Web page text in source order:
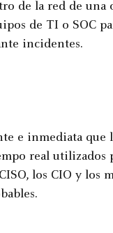
de la red de
de TI o SOC
incidentes.
e inmediata
real
los CIO y